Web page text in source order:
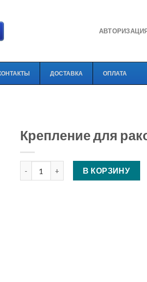
ДОСТАВКА ОПЛАТА
Крепление для
Количество Крепление для раковины
В КОРЗИНУ